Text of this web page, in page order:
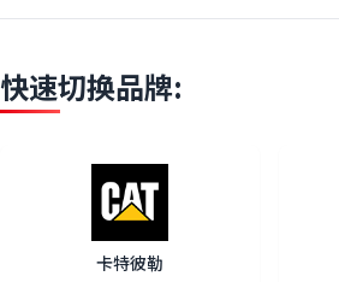
快速切换品牌:
卡特彼勒